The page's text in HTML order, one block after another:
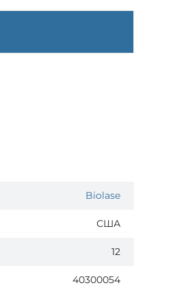
Biolase
США
12
40300054